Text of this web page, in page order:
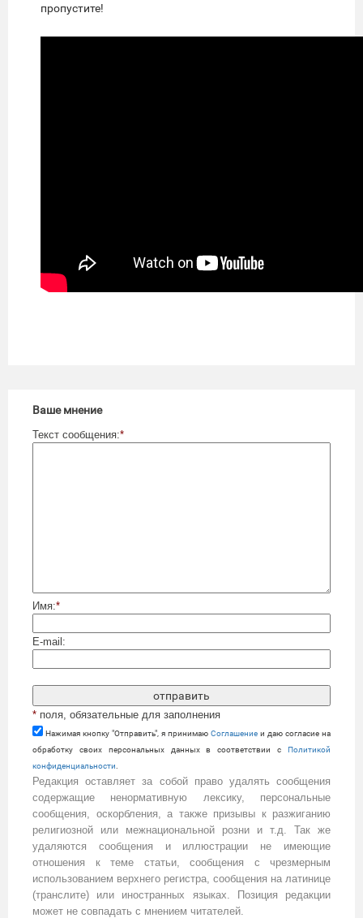
пропустите!
Ваше мнение
Текст сообщения:*
Имя:*
E-mail:
* поля, обязательные для заполнения
Нажимая кнопку "Отправить", я принимаю Cоглашение и даю согласие на
обработку своих персональных данных в соответствии с Политикой
конфиденциальности
Редакция оставляет за собой право удалять сообщения
содержащие ненормативную лексику, персональные
сообщения, оскорбления, а также призывы к разжиганию
религиозной или межнациональной розни и т.д. Так же
удаляются сообщения и иллюстрации не имеющие
отношения к теме статьи, сообщения с чрезмерным
использованием верхнего регистра, сообщения на латинице
(транслите) или иностранных языках. Позиция редакции
может не совпадать с мнением читателей.